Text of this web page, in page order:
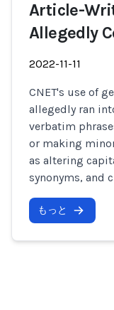
Article-
Allegedly
2022-11-11
CNET's use of
allegedly ran
verbatim
or making
as altering
synonyms, and
もっと